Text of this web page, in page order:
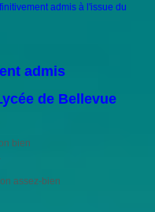
admis à l'issue du
admis
de Bellevue
bien
assez-bien